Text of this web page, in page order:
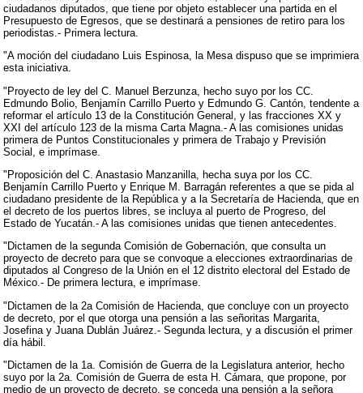
ciudadanos diputados, que tiene por objeto establecer una partida en el
Presupuesto de Egresos, que se destinará a pensiones de retiro para los
periodistas.- Primera lectura.
"A moción del ciudadano Luis Espinosa, la Mesa dispuso que se imprimiera
esta iniciativa.
"Proyecto de ley del C. Manuel Berzunza, hecho suyo por los CC.
Edmundo Bolio, Benjamín Carrillo Puerto y Edmundo G. Cantón, tendente a
reformar el artículo 13 de la Constitución General, y las fracciones XX y
XXI del artículo 123 de la misma Carta Magna.- A las comisiones unidas
primera de Puntos Constitucionales y primera de Trabajo y Previsión
Social, e imprímase.
"Proposición del C. Anastasio Manzanilla, hecha suya por los CC.
Benjamín Carrillo Puerto y Enrique M. Barragán referentes a que se pida al
ciudadano presidente de la República y a la Secretaría de Hacienda, que en
el decreto de los puertos libres, se incluya al puerto de Progreso, del
Estado de Yucatán.- A las comisiones unidas que tienen antecedentes.
"Dictamen de la segunda Comisión de Gobernación, que consulta un
proyecto de decreto para que se convoque a elecciones extraordinarias de
diputados al Congreso de la Unión en el 12 distrito electoral del Estado de
México.- De primera lectura, e imprímase.
"Dictamen de la 2a Comisión de Hacienda, que concluye con un proyecto
de decreto, por el que otorga una pensión a las señoritas Margarita,
Josefina y Juana Dublán Juárez.- Segunda lectura, y a discusión el primer
día hábil.
"Dictamen de la 1a. Comisión de Guerra de la Legislatura anterior, hecho
suyo por la 2a. Comisión de Guerra de esta H. Cámara, que propone, por
medio de un proyecto de decreto, se conceda una pensión a la señora